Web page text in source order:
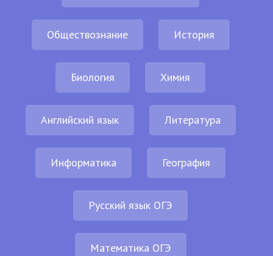
Обществознание История
Биология Химия
Английский язык Литература
Информатика География
Русский язык ОГЭ
Математика ОГЭ